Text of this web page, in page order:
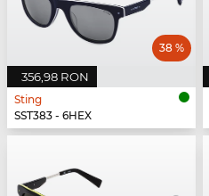
356,98 RON
38 %
Sting
SST383 - 6HEX